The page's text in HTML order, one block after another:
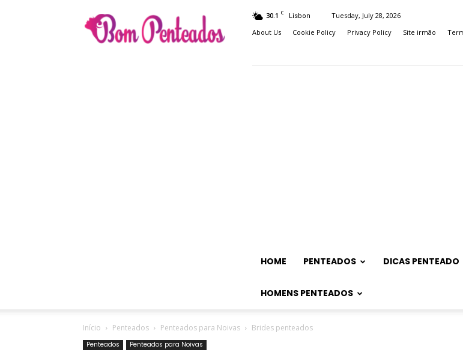
Penteados
30.1 C Lisbon
Tuesday, July 28, 2026
About Us
Cookie Policy Privacy Policy Site irmão
HOME PENTEADOS DICAS PENTEADO
HOMENS PENTEADOS
Início Penteados Penteados para Noivas Brides penteados
Penteados Penteados para Noivas